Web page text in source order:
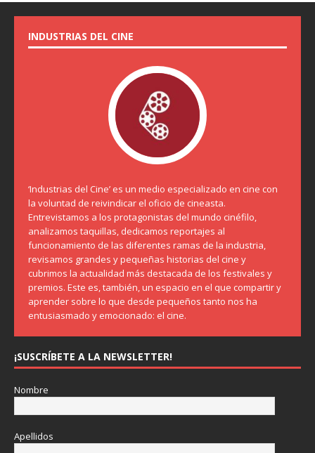
INDUSTRIAS DEL CINE
‘Industrias del Cine’ es un medio especializado en cine con
la voluntad de reivindicar el oficio de cineasta.
Entrevistamos a los protagonistas del mundo cinéfilo,
analizamos taquillas, dedicamos reportajes al
funcionamiento de las diferentes ramas de la industria,
revisamos grandes y pequeñas historias del cine y
cubrimos la actualidad más destacada de los festivales y
premios. Este es, también, un espacio en el que compartir y
aprender sobre lo que desde pequeños tanto nos ha
entusiasmado y emocionado: el cine.
¡SUSCRÍBETE A LA NEWSLETTER!
Nombre
Apellidos